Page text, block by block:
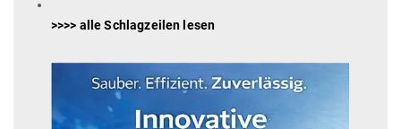
>>>> alle Schlagzeilen lesen